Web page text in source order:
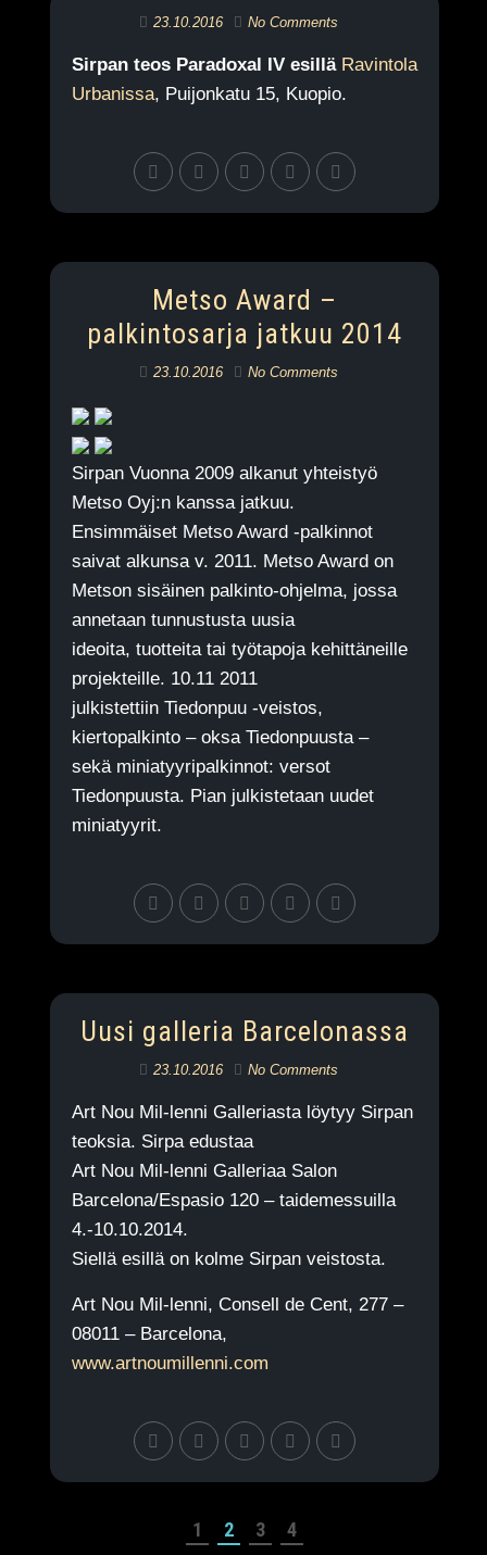
23.10.2016 No Comments
Sirpan teos Paradoxal IV esillä Ravintola
Urbanissa, Puijonkatu 15, Kuopio.
Metso Award –
palkintosarja jatkuu 2014
23.10.2016 No Comments
Sirpan Vuonna 2009 alkanut yhteistyö
Metso Oyj:n kanssa jatkuu.
Ensimmäiset Metso Award -palkinnot
saivat alkunsa v. 2011. Metso Award on
Metson sisäinen palkinto-ohjelma, jossa
annetaan tunnustusta uusia
ideoita, tuotteita tai työtapoja kehittäneille
projekteille. 10.11 2011
julkistettiin Tiedonpuu -veistos,
kiertopalkinto – oksa Tiedonpuusta –
sekä miniatyyripalkinnot: versot
Tiedonpuusta. Pian julkistetaan uudet
miniatyyrit.
Uusi galleria Barcelonassa
23.10.2016 No Comments
Art Nou Mil-lenni Galleriasta löytyy Sirpan
teoksia. Sirpa edustaa
Art Nou Mil-lenni Galleriaa Salon
Barcelona/Espasio 120 – taidemessuilla
4.-10.10.2014.
Siellä esillä on kolme Sirpan veistosta.
Art Nou Mil-lenni, Consell de Cent, 277 –
08011 – Barcelona,
www.artnoumillenni.com
1 2 3 4